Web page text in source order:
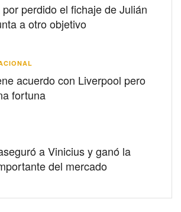
perdido el fichaje de Julián
a otro objetivo
acuerdo con Liverpool pero
fortuna
a Vinicius y ganó la
del mercado